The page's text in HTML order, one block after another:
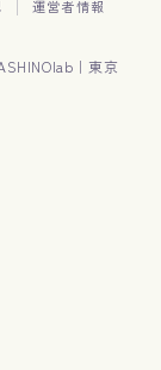
運営者情報
｜東京